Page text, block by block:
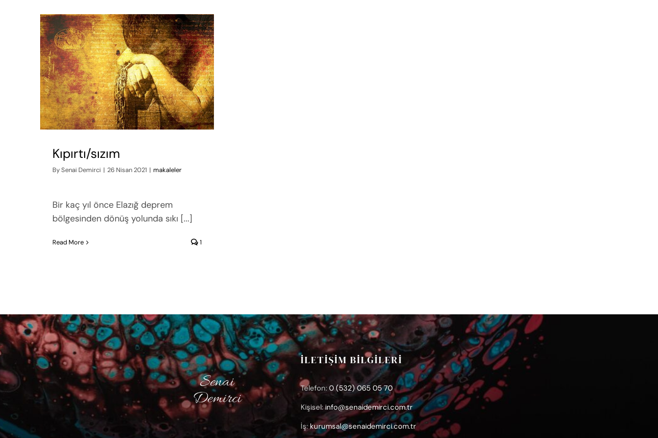
Kıpırtı/sızım
BySenai Demirci | 26 Nisan 2021 | makaleler
Bir kaç yıl önce Elazığ deprem
bölgesinden dönüş yolunda sıkı [...]
Read More 1
İLETİŞİM BİLGİLERİ
Telefon: 0 (532) 065 05 70
Kişisel: info@senaidemirci.com.tr
İş: kurumsal@senaidemirci.com.tr